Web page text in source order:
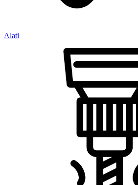
Alati